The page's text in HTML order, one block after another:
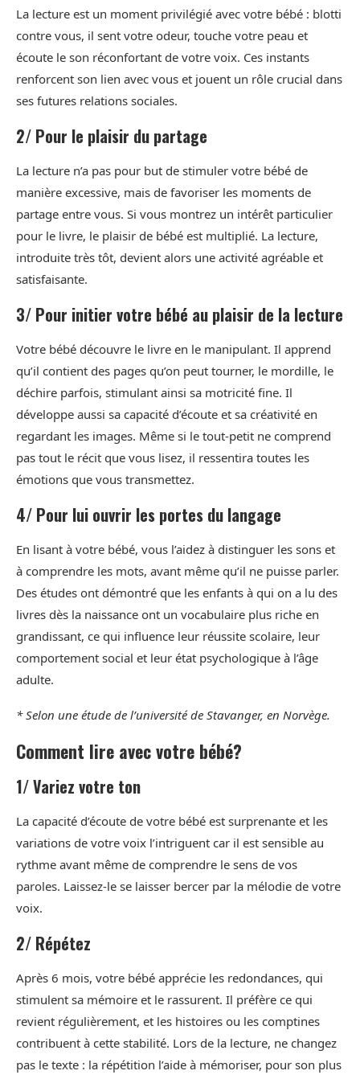
La lecture est un moment privilégié avec votre bébé : blotti
contre vous, il sent votre odeur, touche votre peau et
écoute le son réconfortant de votre voix. Ces instants
renforcent son lien avec vous et jouent un rôle crucial dans
ses futures relations sociales.
2/ Pour le plaisir du partage
La lecture n’a pas pour but de stimuler votre bébé de
manière excessive, mais de favoriser les moments de
partage entre vous. Si vous montrez un intérêt particulier
pour le livre, le plaisir de bébé est multiplié. La lecture,
introduite très tôt, devient alors une activité agréable et
satisfaisante.
3/ Pour initier votre bébé au plaisir de la lecture
Votre bébé découvre le livre en le manipulant. Il apprend
qu’il contient des pages qu’on peut tourner, le mordille, le
déchire parfois, stimulant ainsi sa motricité fine. Il
développe aussi sa capacité d’écoute et sa créativité en
regardant les images. Même si le tout-petit ne comprend
pas tout le récit que vous lisez, il ressentira toutes les
émotions que vous transmettez.
4/ Pour lui ouvrir les portes du langage
En lisant à votre bébé, vous l’aidez à distinguer les sons et
à comprendre les mots, avant même qu’il ne puisse parler.
Des études ont démontré que les enfants à qui on a lu des
livres dès la naissance ont un vocabulaire plus riche en
grandissant, ce qui influence leur réussite scolaire, leur
comportement social et leur état psychologique à l’âge
adulte.
* Selon une étude de l’université de Stavanger, en Norvège.
Comment lire avec votre bébé?
1/ Variez votre ton
La capacité d’écoute de votre bébé est surprenante et les
variations de votre voix l’intriguent car il est sensible au
rythme avant même de comprendre le sens de vos
paroles. Laissez-le se laisser bercer par la mélodie de votre
voix.
2/ Répétez
Après 6 mois, votre bébé apprécie les redondances, qui
stimulent sa mémoire et le rassurent. Il préfère ce qui
revient régulièrement, et les histoires ou les comptines
contribuent à cette stabilité. Lors de la lecture, ne changez
pas le texte : la répétition l’aide à mémoriser, pour son plus